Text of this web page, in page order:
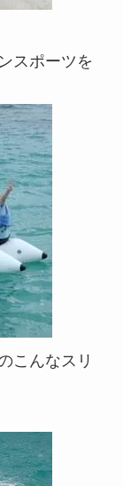
スポーツを
こんなスリ